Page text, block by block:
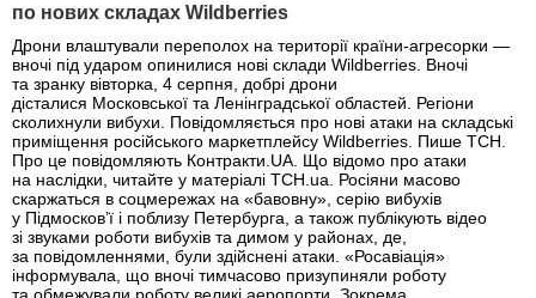
по нових складах Wildberries
Дрони влаштували переполох на території країни-агресорки —
вночі під ударом опинилися нові склади Wildberries. Вночі
та зранку вівторка, 4 серпня, добрі дрони
дісталися Московської та Ленінградської областей. Регіони
сколихнули вибухи. Повідомляється про нові атаки на складські
приміщення російського маркетплейсу Wildberries. Пише ТСН.
Про це повідомляють Контракти.UA. Що відомо про атаки
на наслідки, читайте у матеріалі ТСН.ua. Росіяни масово
скаржаться в соцмережах на «бавовну», серію вибухів
у Підмосков’ї і поблизу Петербурга, а також публікують відео
зі звуками роботи вибухів та димом у районах, де,
за повідомленнями, були здійснені атаки. «Росавіація»
інформувала, що вночі тимчасово призупиняли роботу